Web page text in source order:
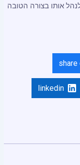
אותו בצורה הטובה
share
linkedin